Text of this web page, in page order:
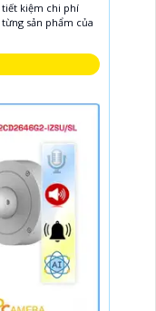
tiết kiệm chi phí
sản phẩm của